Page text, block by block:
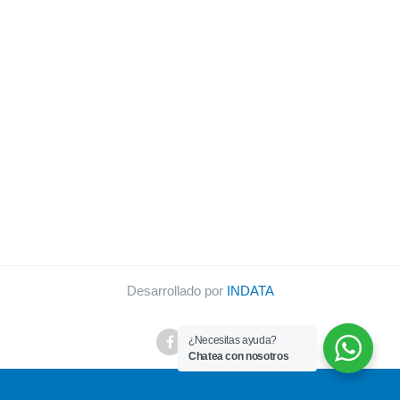
Desarrollado por INDATA
¿Necesitas ayuda?
Chatea con nosotros